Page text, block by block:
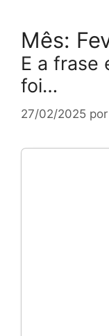
Mês:
E a frase
foi…
27/02/2025 por